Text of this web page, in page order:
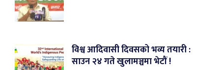
विश्व आदिवासी दिवसको भव्य तयारी :
साउन २४ गते खुलामञ्चमा भेटौं !